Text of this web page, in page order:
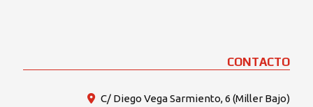
CONTACTO
C/ Diego Vega Sarmiento, 6 (Miller Bajo)